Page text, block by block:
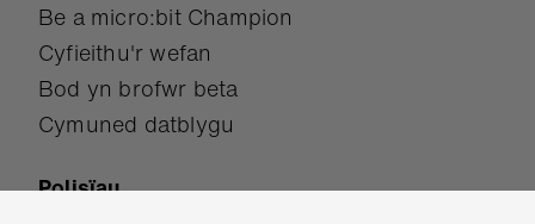
Be a micro:bit Champion
Cyfieithu'r wefan
Bod yn brofwr beta
Cymuned datblygu
Polisïau